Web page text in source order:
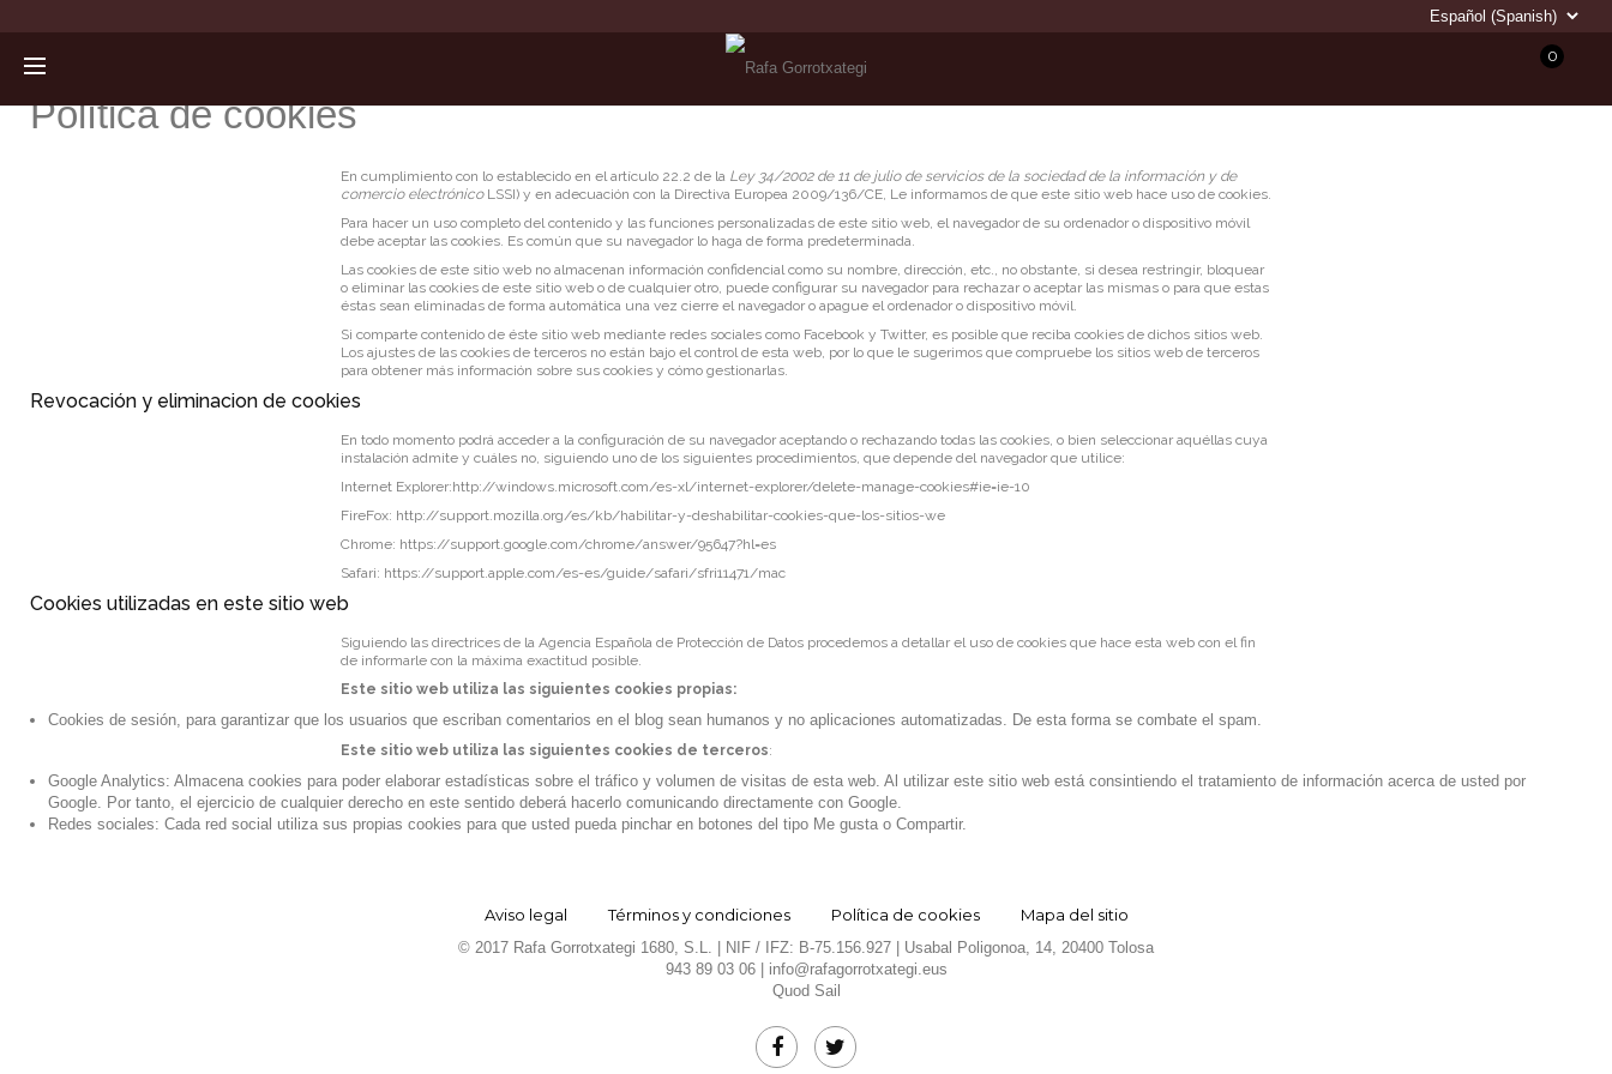
0
Política de cookies
En cumplimiento con lo establecido en el artículo 22.2 de la Ley 34/2002 de 11 de julio de servicios de la sociedad de la información y de
comercio electrónicoLSSI) y en adecuación con la Directiva Europea 2009/136/CE, Le informamos de que este sitio web hace uso de cookies.
Para hacer un uso completo del contenido y las funciones personalizadas de este sitio web, el navegador de su ordenador o dispositivo móvil
debe aceptar las cookies. Es común que su navegador lo haga de forma predeterminada.
Las cookies de este sitio web no almacenan información confidencial como su nombre, dirección, etc., no obstante, si desea restringir, bloquear
o eliminar las cookies de este sitio web o de cualquier otro, puede configurar su navegador para rechazar o aceptar las mismas o para que estas
éstas sean eliminadas de forma automática una vez cierre el navegador o apague el ordenador o dispositivo móvil.
Si comparte contenido de éste sitio web mediante redes sociales como Facebook y Twitter, es posible que reciba cookies de dichos sitios web.
Los ajustes de las cookies de terceros no están bajo el control de esta web, por lo que le sugerimos que compruebe los sitios web de terceros
para obtener más información sobre sus cookies y cómo gestionarlas.
Revocación y eliminacion de cookies
En todo momento podrá acceder a la configuración de su navegador aceptando o rechazando todas las cookies, o bien seleccionar aquéllas cuya
instalación admite y cuáles no, siguiendo uno de los siguientes procedimientos, que depende del navegador que utilice:
Internet Explorer:http://windows.microsoft.com/es-xl/internet-explorer/delete-manage-cookies#ie=ie-10
FireFox: http://support.mozilla.org/es/kb/habilitar-y-deshabilitar-cookies-que-los-sitios-we
Chrome: https://support.google.com/chrome/answer/95647?hl=es
Safari: https://support.apple.com/es-es/guide/safari/sfri11471/mac
Cookies utilizadas en este sitio web
Siguiendo las directrices de la Agencia Española de Protección de Datos procedemos a detallar el uso de cookies que hace esta web con el fin
de informarle con la máxima exactitud posible.
Este sitio web utiliza las siguientes cookies propias:
Cookies de sesión, para garantizar que los usuarios que escriban comentarios en el blog sean humanos y no aplicaciones automatizadas. De esta forma se combate el spam.
Este sitio web utiliza las siguientes cookies de terceros:
Google Analytics: Almacena cookies para poder elaborar estadísticas sobre el tráfico y volumen de visitas de esta web. Al utilizar este sitio web está consintiendo el tratamiento de información acerca de usted por
Google. Por tanto, el ejercicio de cualquier derecho en este sentido deberá hacerlo comunicando directamente con Google.
Redes sociales: Cada red social utiliza sus propias cookies para que usted pueda pinchar en botones del tipo Me gusta o Compartir.
Aviso legal Términos y condiciones Política de cookies Mapa del sitio
© 2017 Rafa Gorrotxategi 1680, S.L. | NIF / IFZ: B-75.156.927 | Usabal Poligonoa, 14, 20400 Tolosa
943 89 03 06 | info@rafagorrotxategi.eus
Quod Sail